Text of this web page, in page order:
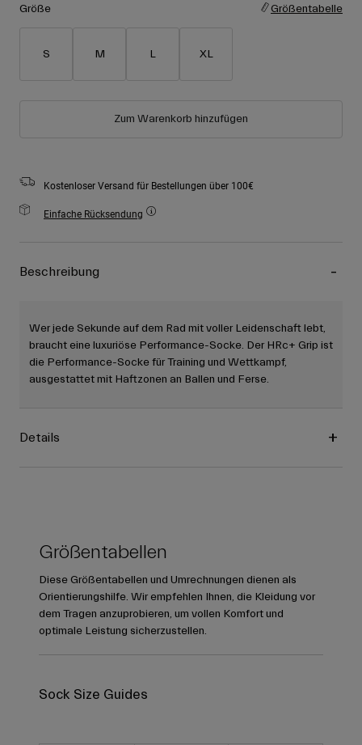
Backcountry
Ski Race
Größe Größentabelle
S M L XL
Zum Warenkorb hinzufügen
Kostenloser Versand für Bestellungen über 100€
Einfache Rücksendung
Beschreibung
Wer jede Sekunde auf dem Rad mit voller Leidenschaft lebt,
braucht eine luxuriöse Performance-Socke. Der HRc+ Grip ist
die Performance-Socke für Training und Wettkampf,
ausgestattet mit Haftzonen an Ballen und Ferse.
Details
Größentabellen
Diese Größentabellen und Umrechnungen dienen als
Orientierungshilfe. Wir empfehlen Ihnen, die Kleidung vor
dem Tragen anzuprobieren, um vollen Komfort und
optimale Leistung sicherzustellen.
Sock Size Guides